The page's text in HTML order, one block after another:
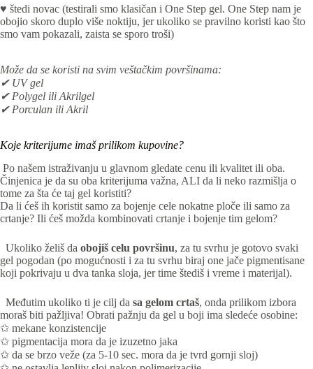
♥ štedi novac (testirali smo klasičan i One Step gel. One Step nam je
obojio skoro duplo više noktiju, jer ukoliko se pravilno koristi kao što
smo vam pokazali, zaista se sporo troši)
Može da se koristi na svim veštačkim površinama:
✔ UV gel
✔ Polygel ili Akrilgel
✔ Porculan ili Akril
Koje kriterijume imaš prilikom kupovine?
Po našem istraživanju u glavnom gledate cenu ili kvalitet ili oba.
Činjenica je da su oba kriterijuma važna, ALI da li neko razmišlja o
tome za šta će taj gel koristiti?
Da li ćeš ih koristit samo za bojenje cele nokatne ploče ili samo za
crtanje? Ili ćeš možda kombinovati crtanje i bojenje tim gelom?
Ukoliko želiš da obojiš celu površinu, za tu svrhu je gotovo svaki
gel pogodan (po mogućnosti i za tu svrhu biraj one jače pigmentisane
koji pokrivaju u dva tanka sloja, jer time štediš i vreme i materijal).
Međutim ukoliko ti je cilj da sa gelom crtaš, onda prilikom izbora
moraš biti pažljiva! Obrati pažnju da gel u boji ima sledeće osobine:
✩ mekane konzistencije
✩ pigmentacija mora da je izuzetno jaka
✩ da se brzo veže (za 5-10 sec. mora da je tvrd gornji sloj)